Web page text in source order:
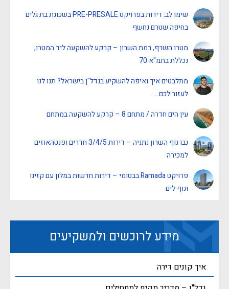
שימו לב: דירות בפרויקט PRE-PRESALE בשכונת בת גלים
בחיפה שטרם נחשף
מטרו השרף, רמת השרון – קרקע להשקעה ליד המטרו,
נכללת בתמ"א 70
מתלבטים איך ואיפה להשקיע בנדל"ן בישראל? תנו לנו
לעזור לכם…
עין הים חדרה / מתחם 8 – קרקע להשקעה במתחם
נבו נוף השרון נתניה – דירות 3/4/5 חדרים ופנטהאוזים
למכירה
פרויקט Ramada בבטומי – דירות חדשות במלון עם קזינו
ונוף לים
מידע לרוכשים ולמשקיעים
איך קונים דירה